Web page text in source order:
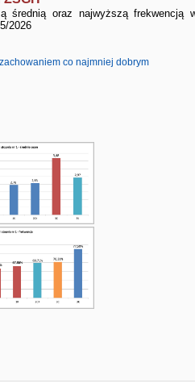
średnią oraz najwyższą frekwencją
2026
co najmniej dobrym